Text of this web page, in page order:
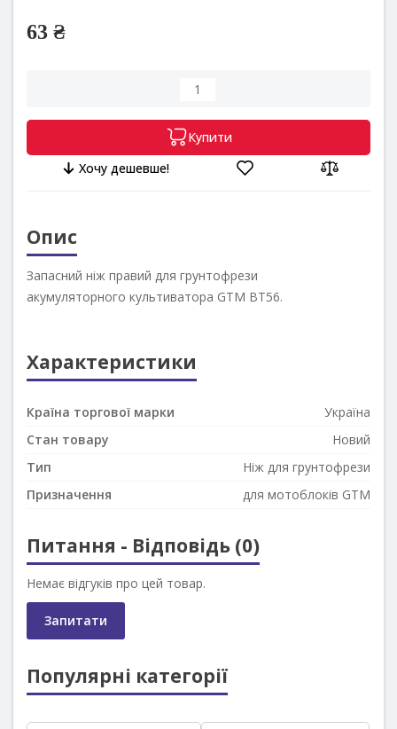
63 ₴
Купити
Хочу дешевше!
Опис
Запасний ніж правий для грунтофрези
акумуляторного культиватора GTM BT56.
Характеристики
Країна торгової марки
Україна
Стан товару
Новий
Тип
Ніж для грунтофрези
Призначення
для мотоблоків GTM
Питання - Відповідь (0)
Немає відгуків про цей товар.
Запитати
Популярні категорії